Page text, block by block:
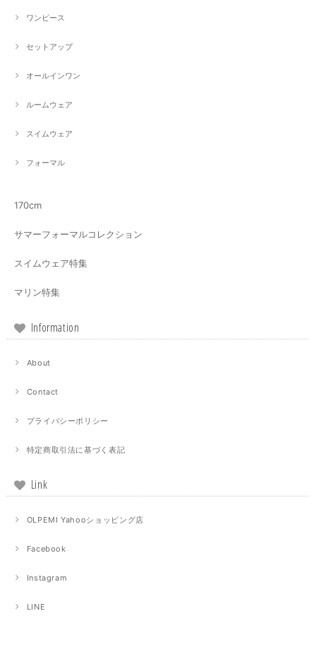
ワンピース
セットアップ
オールインワン
ルームウェア
スイムウェア
フォーマル
170cm
サマーフォーマルコレクション
スイムウェア特集
マリン特集
Information
About
Contact
プライバシーポリシー
特定商取引法に基づく表記
Link
OLPEMI Yahooショッピング店
Facebook
Instagram
LINE